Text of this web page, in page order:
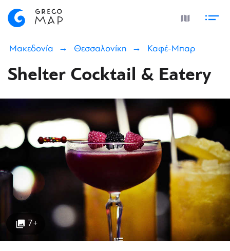
Μακεδονία Θεσσαλονίκη Καφέ-Μπαρ
Shelter Cocktail & Eatery
7+